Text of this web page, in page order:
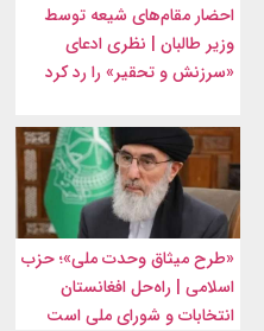
احضار مقام‌های شیعه توسط
وزیر طالبان | نظری ادعای
«سرزنش و تحقیر» را رد کرد
«طرح میثاق وحدت ملی»؛ حزب
اسلامی | راه‌حل افغانستان
انتخابات و شورای ملی است